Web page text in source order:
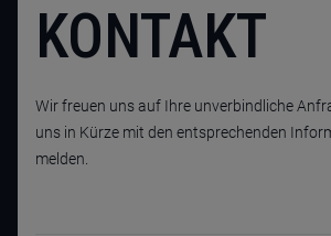
KONTAKT
Wir freuen uns auf Ihre unverbindliche
uns in Kürze mit den entsprechenden
melden.